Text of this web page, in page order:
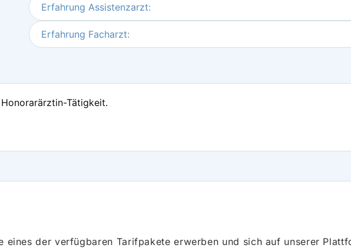
Erfahrung Assistenzarzt:
Erfahrung Facharzt:
Tätigkeit.
eines der verfügbaren Tarifpakete erwerben und sich auf unserer